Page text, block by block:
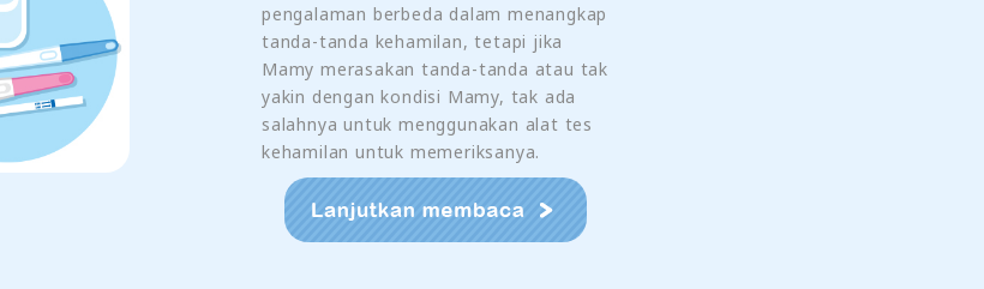
pengalaman berbeda dalam menangkap
tanda-tanda kehamilan, tetapi jika
Mamy merasakan tanda-tanda atau tak
yakin dengan kondisi Mamy, tak ada
salahnya untuk menggunakan alat tes
kehamilan untuk memeriksanya.